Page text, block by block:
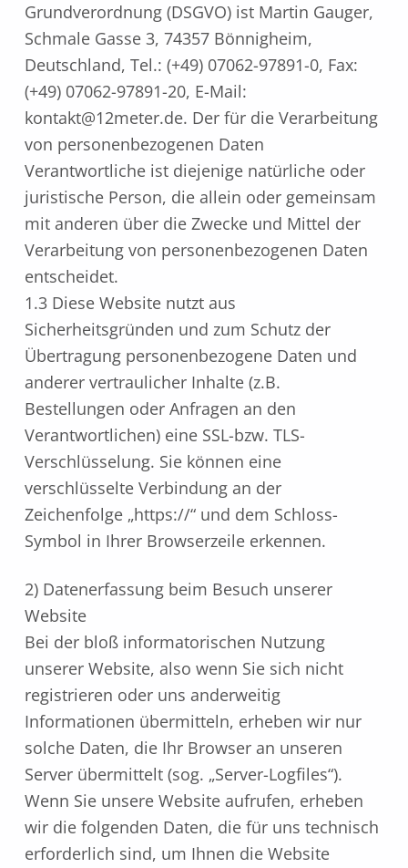
Grundverordnung (DSGVO) ist Martin Gauger,
Schmale Gasse 3, 74357 Bönnigheim,
Deutschland, Tel.: (+49) 07062-97891-0, Fax:
(+49) 07062-97891-20, E-Mail:
kontakt@12meter.de. Der für die Verarbeitung
von personenbezogenen Daten
Verantwortliche ist diejenige natürliche oder
juristische Person, die allein oder gemeinsam
mit anderen über die Zwecke und Mittel der
Verarbeitung von personenbezogenen Daten
entscheidet.
1.3 Diese Website nutzt aus
Sicherheitsgründen und zum Schutz der
Übertragung personenbezogene Daten und
anderer vertraulicher Inhalte (z.B.
Bestellungen oder Anfragen an den
Verantwortlichen) eine SSL-bzw. TLS-
Verschlüsselung. Sie können eine
verschlüsselte Verbindung an der
Zeichenfolge „https://“ und dem Schloss-
Symbol in Ihrer Browserzeile erkennen.
2) Datenerfassung beim Besuch unserer
Website
Bei der bloß informatorischen Nutzung
unserer Website, also wenn Sie sich nicht
registrieren oder uns anderweitig
Informationen übermitteln, erheben wir nur
solche Daten, die Ihr Browser an unseren
Server übermittelt (sog. „Server-Logfiles“).
Wenn Sie unsere Website aufrufen, erheben
wir die folgenden Daten, die für uns technisch
erforderlich sind, um Ihnen die Website